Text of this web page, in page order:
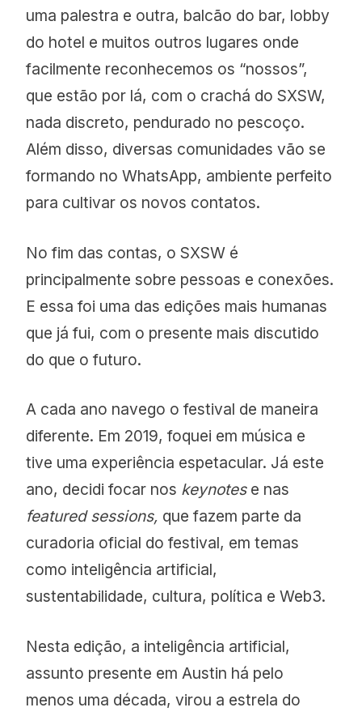
uma palestra e outra, balcão do bar, lobby
do hotel e muitos outros lugares onde
facilmente reconhecemos os “nossos”,
que estão por lá, com o crachá do SXSW,
nada discreto, pendurado no pescoço.
Além disso, diversas comunidades vão se
formando no WhatsApp, ambiente perfeito
para cultivar os novos contatos.
No fim das contas, o SXSW é
principalmente sobre pessoas e conexões.
E essa foi uma das edições mais humanas
que já fui, com o presente mais discutido
do que o futuro.
A cada ano navego o festival de maneira
diferente. Em 2019, foquei em música e
tive uma experiência espetacular. Já este
ano, decidi focar nos keynotese nas
featured sessions, que fazem parte da
curadoria oficial do festival, em temas
como inteligência artificial,
sustentabilidade, cultura, política e Web3.
Nesta edição, a inteligência artificial,
assunto presente em Austin há pelo
menos uma década, virou a estrela do